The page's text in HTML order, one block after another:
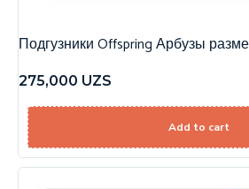
Подгузники Offspring Арбузы
275,000 UZS
Add to cart